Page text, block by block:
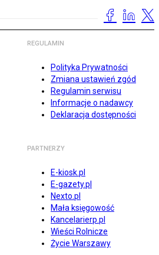
REGULAMIN
Polityka Prywatności
Zmiana ustawień zgód
Regulamin serwisu
Informacje o nadawcy
Deklaracja dostępności
PARTNERZY
E-kiosk.pl
E-gazety.pl
Nexto.pl
Mała księgowość
Kancelarierp.pl
Wieści Rolnicze
Życie Warszawy